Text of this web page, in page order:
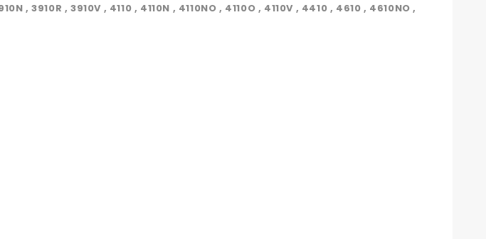
, 3910R , 3910V , 4110 , 4110N , 4110NO , 4110O , 4110V , 4410 , 4610 , 4610NO ,